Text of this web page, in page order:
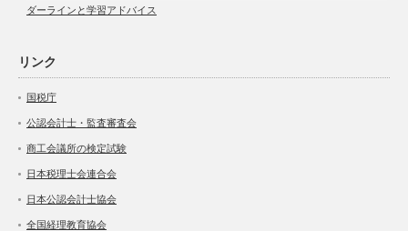
ダーラインと学習アドバイス
リンク
国税庁
公認会計士・監査審査会
商工会議所の検定試験
日本税理士会連合会
日本公認会計士協会
全国経理教育協会